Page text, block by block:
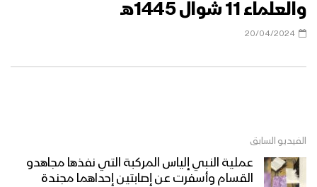
نشيد أهل الفداء – فرقة المصطفى
بضحيان 1444هـ
وطن & فرقة المصطفى 1444هـ
والعلماء 11 شوال 1445هـ
20/04/2024
الفيديو السابق
عملية النبي إلياس المركبة التي نفذها مجاهدو
القسام وأسفرت عن إصابتين إحداهما مجندة